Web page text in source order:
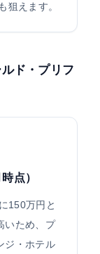
狙えます。
ド・プリフ
点）
150万円と
いため、プ
ジ・ホテル